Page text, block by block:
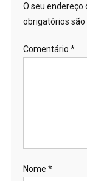
O seu endereço
obrigatórios
Comentário *
Nome *